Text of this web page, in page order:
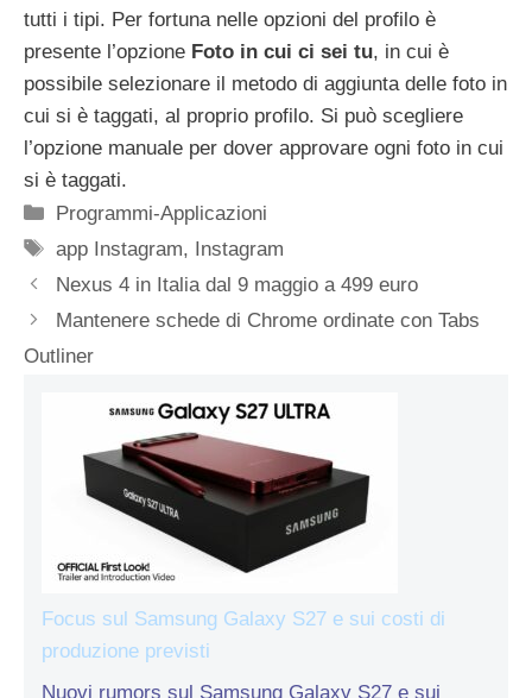
tutti i tipi. Per fortuna nelle opzioni del profilo è
presente l’opzione Foto in cui ci sei tu, in cui è
possibile selezionare il metodo di aggiunta delle foto in
cui si è taggati, al proprio profilo. Si può scegliere
l’opzione manuale per dover approvare ogni foto in cui
si è taggati.
Categorie
Programmi-Applicazioni
Tag
app Instagram, Instagram
Nexus 4 in Italia dal 9 maggio a 499 euro
Mantenere schede di Chrome ordinate con Tabs
Outliner
Focus sul Samsung Galaxy S27 e sui costi di
produzione previsti
Nuovi rumors sul Samsung Galaxy S27 e sui